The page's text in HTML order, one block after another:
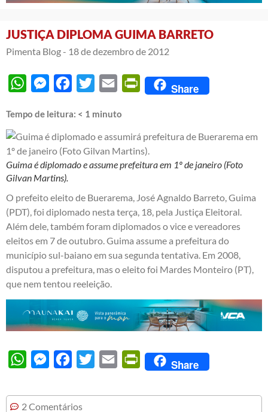
JUSTIÇA DIPLOMA GUIMA BARRETO
Pimenta Blog - 18 de dezembro de 2012
WhatsAppMessengerFacebook
Twitter Email PrintFriendly
Share
Tempo de leitura: < 1 minuto
Guima é diplomado e assume prefeitura em 1º de janeiro (Foto
Gilvan Martins).
O prefeito eleito de Buerarema, José Agnaldo Barreto, Guima
(PDT), foi diplomado nesta terça, 18, pela Justiça Eleitoral.
Além dele, também foram diplomados o vice e vereadores
eleitos em 7 de outubro. Guima assume a prefeitura do
município sul-baiano em sua segunda tentativa. Em 2008,
disputou a prefeitura, mas o eleito foi Mardes Monteiro (PT),
que nem tentou reeleição.
WhatsAppMessengerFacebook
Twitter Email PrintFriendly
Share
2 Comentários